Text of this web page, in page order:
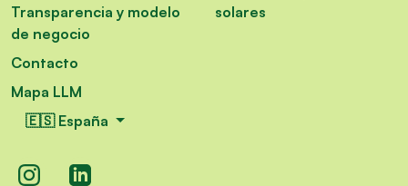
Transparencia y modelo
de negocio
Contacto
Mapa LLM
🇪🇸 España
solares